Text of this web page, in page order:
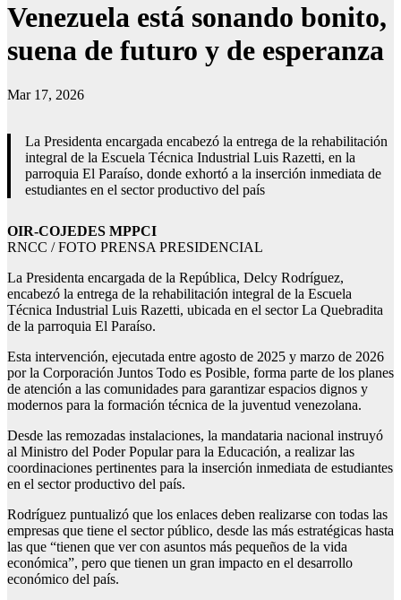
Venezuela está sonando bonito,
suena de futuro y de esperanza
Mar 17, 2026
La Presidenta encargada encabezó la entrega de la rehabilitación
integral de la Escuela Técnica Industrial Luis Razetti, en la
parroquia El Paraíso, donde exhortó a la inserción inmediata de
estudiantes en el sector productivo del país
OIR-COJEDES MPPCI
RNCC / FOTO PRENSA PRESIDENCIAL
La Presidenta encargada de la República, Delcy Rodríguez,
encabezó la entrega de la rehabilitación integral de la Escuela
Técnica Industrial Luis Razetti, ubicada en el sector La Quebradita
de la parroquia El Paraíso.
Esta intervención, ejecutada entre agosto de 2025 y marzo de 2026
por la Corporación Juntos Todo es Posible, forma parte de los planes
de atención a las comunidades para garantizar espacios dignos y
modernos para la formación técnica de la juventud venezolana.
Desde las remozadas instalaciones, la mandataria nacional instruyó
al Ministro del Poder Popular para la Educación, a realizar las
coordinaciones pertinentes para la inserción inmediata de estudiantes
en el sector productivo del país.
Rodríguez puntualizó que los enlaces deben realizarse con todas las
empresas que tiene el sector público, desde las más estratégicas hasta
las que “tienen que ver con asuntos más pequeños de la vida
económica”, pero que tienen un gran impacto en el desarrollo
económico del país.